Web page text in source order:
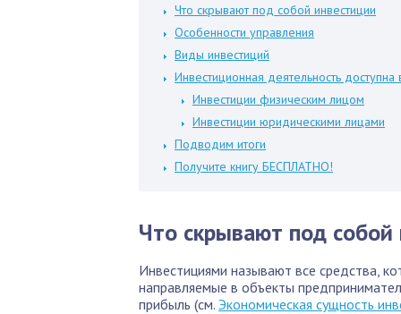
Что скрывают под собой инвестиции
Особенности управления
Виды инвестиций
Инвестиционная деятельность доступна
Инвестиции физическим лицом
Инвестиции юридическими лицами
Подводим итоги
Получите книгу БЕСПЛАТНО!
Что скрывают под собой
Инвестициями называют все средства,
направляемые в объекты
прибыль (см. Экономическая сущность